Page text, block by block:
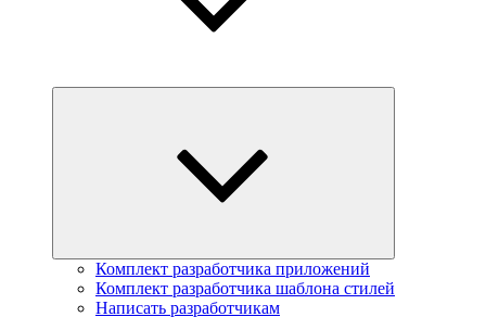
Комплект разработчика приложений
Комплект разработчика шаблона стилей
Написать разработчикам